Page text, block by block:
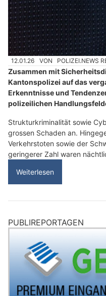
12.01.26 VON POLIZEI.NEWS
Zusammen mit
Kantonspolizei auf das
Erkenntnisse und
polizeilichen
Strukturkriminalität sowie
grossen Schaden an.
Verkehrstoten sowie der
geringerer Zahl waren
Weiterlesen
PUBLIREPORTAGEN